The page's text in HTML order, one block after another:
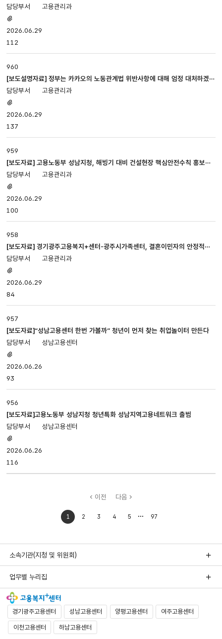
개최
고용관리과
있음
2026.06.29
112
960
[보도설명자료] 정부는 카카오의 노동관계법 위반사항에 대해 엄정 대처하겠습
니다.
고용관리과
있음
2026.06.29
137
959
[보도자료] 고용노동부 성남지청, 해빙기 대비 건설현장 핵심안전수칙 홍보를
위해 뛴다!
고용관리과
있음
2026.06.29
100
958
[보도자료] 경기광주고용복지+센터-광주시가족센터, 결혼이민자의 안정적인
정착 및 취업지원을 위해 협력
고용관리과
있음
2026.06.29
84
957
[보도자료]“성남고용센터 한번 가볼까” 청년이 먼저 찾는 취업놀이터 만든다
성남고용센터
있음
2026.06.26
93
956
[보도자료]고용노동부 성남지청 청년특화 성남지역고용네트워크 출범
성남고용센터
있음
2026.06.26
116
이전
처음으로
1 2 3 4 5
마지막으로
97
다음
소속기관(지청 및 위원회)
업무별 누리집
경기광주고용센터 성남고용센터 양평고용센터 여주고용센터
이천고용센터 하남고용센터